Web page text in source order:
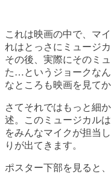
これは映画の中で、マ
れはとっさにミュージ
その後、実際にそのミ
た…というジョークな
なところも映画を見て
さてそれではもっと細
述。このミュージカル
をみんなマイクが担当
りが出てきます。
ポスター下部を見ると